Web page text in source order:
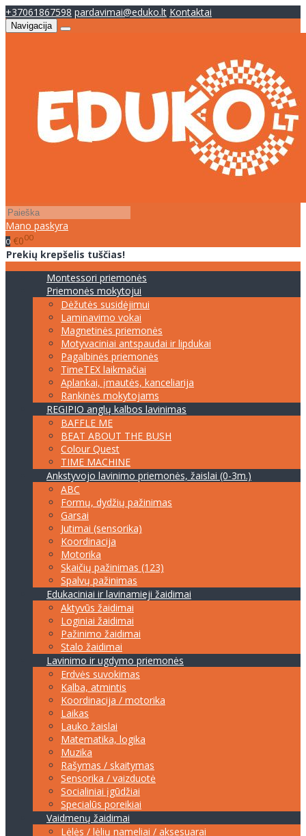
+37061867598 pardavimai@eduko.lt Kontaktai
Navigacija
Mano paskyra
0 €000
Prekių krepšelis tuščias!
Montessori priemonės
Priemonės mokytojui
Dėžutės susidėjimui
Laminavimo vokai
Magnetinės priemonės
Motyvaciniai antspaudai ir lipdukai
Pagalbinės priemonės
TimeTEX laikmačiai
Aplankai, įmautės, kanceliarija
Rankinės mokytojams
REGIPIO anglų kalbos lavinimas
BAFFLE ME
BEAT ABOUT THE BUSH
Colour Quest
TIME MACHINE
Ankstyvojo lavinimo priemonės, žaislai (0-3m.)
ABC
Formų, dydžių pažinimas
Garsai
Jutimai (sensorika)
Koordinacija
Motorika
Skaičių pažinimas (123)
Spalvų pažinimas
Edukaciniai ir lavinamieji žaidimai
Aktyvūs žaidimai
Loginiai žaidimai
Pažinimo žaidimai
Stalo žaidimai
Lavinimo ir ugdymo priemonės
Erdvės suvokimas
Kalba, atmintis
Koordinacija / motorika
Laikas
Lauko žaislai
Matematika, logika
Muzika
Rašymas / skaitymas
Sensorika / vaizduotė
Socialiniai įgūdžiai
Specialūs poreikiai
Vaidmenų žaidimai
Lėlės / lėlių nameliai / aksesuarai